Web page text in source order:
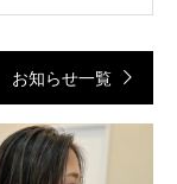
お知らせ一覧